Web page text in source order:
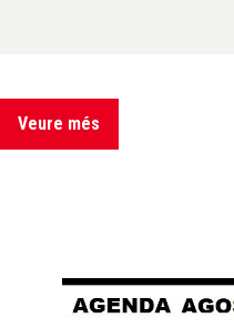
Veure més